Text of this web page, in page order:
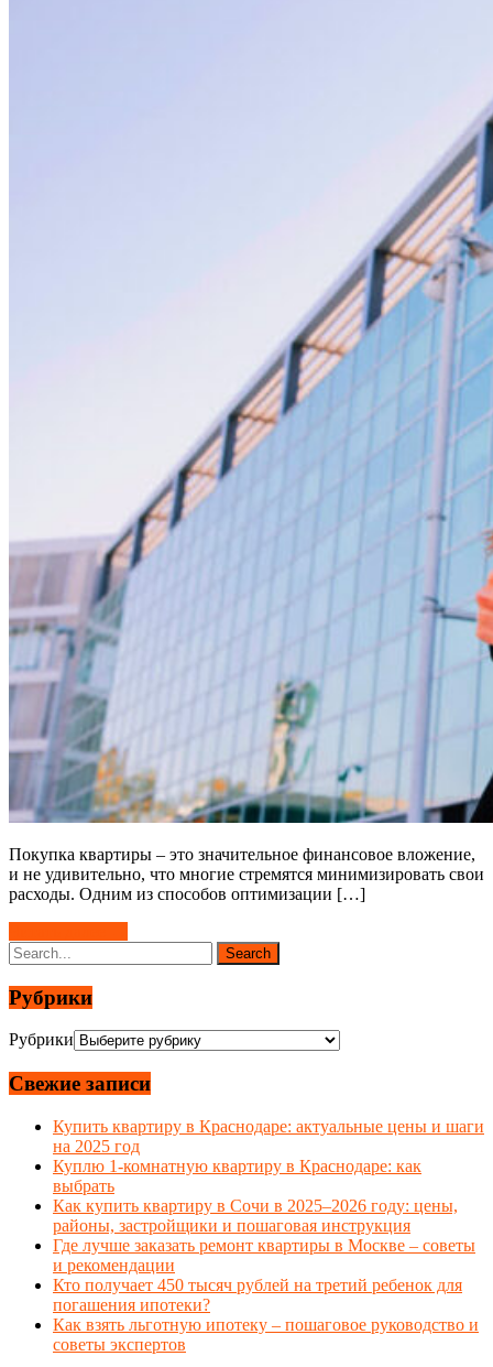
Покупка квартиры – это значительное финансовое вложение,
и не удивительно, что многие стремятся минимизировать свои
расходы. Одним из способов оптимизации […]
Рубрики
Рубрики
Свежие записи
Купить квартиру в Краснодаре: актуальные цены и шаги
на 2025 год
Куплю 1-комнатную квартиру в Краснодаре: как
выбрать
Как купить квартиру в Сочи в 2025–2026 году: цены,
районы, застройщики и пошаговая инструкция
Где лучше заказать ремонт квартиры в Москве – советы
и рекомендации
Кто получает 450 тысяч рублей на третий ребенок для
погашения ипотеки?
Как взять льготную ипотеку – пошаговое руководство и
советы экспертов